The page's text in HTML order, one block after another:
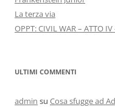
La terza via
OPPT: CIVIL WAR – ATTO
ULTIMI COMMENTI
admin su Cosa sfugge ad